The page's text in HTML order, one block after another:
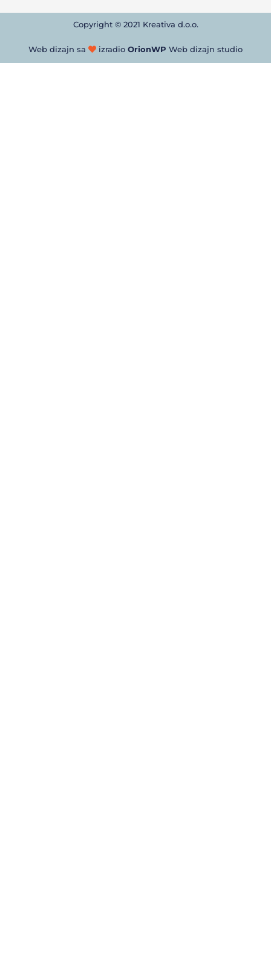
Copyright © 2021 Kreativa d.o.o.
Web dizajn sa izradio OrionWP Web dizajn studio